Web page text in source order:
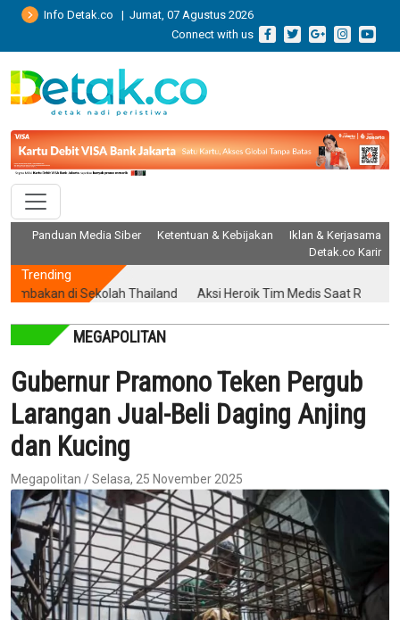
Info Detak.co | Jumat, 07 Agustus 2026
Connect with us
Panduan Media Siber Ketentuan & Kebijakan
Iklan & Kerjasama
Detak.co Karir
Trending
di Sekolah Thailand Aksi Heroik Tim Medis Saat Ruang
MEGAPOLITAN
Gubernur Pramono Teken Pergub
Larangan Jual-Beli Daging Anjing
dan Kucing
Megapolitan / Selasa, 25 November 2025